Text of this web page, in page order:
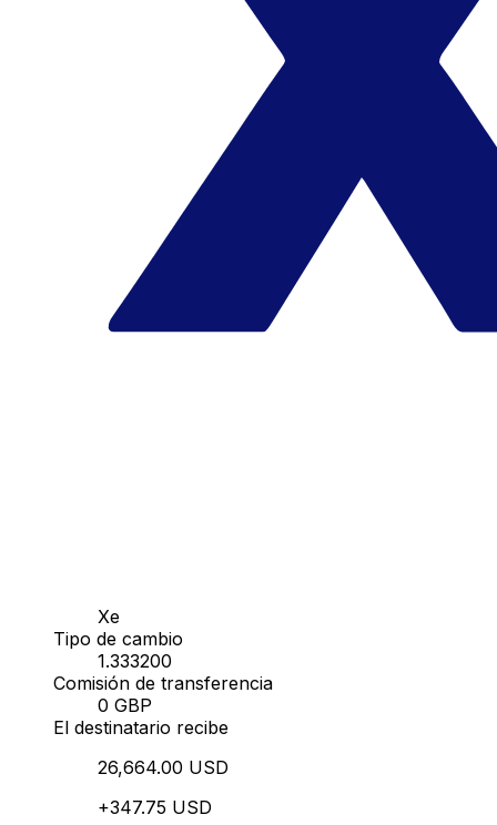
Xe
Tipo de cambio
1.333200
Comisión de transferencia
0 GBP
El destinatario recibe
26,664.00 USD
+347.75 USD